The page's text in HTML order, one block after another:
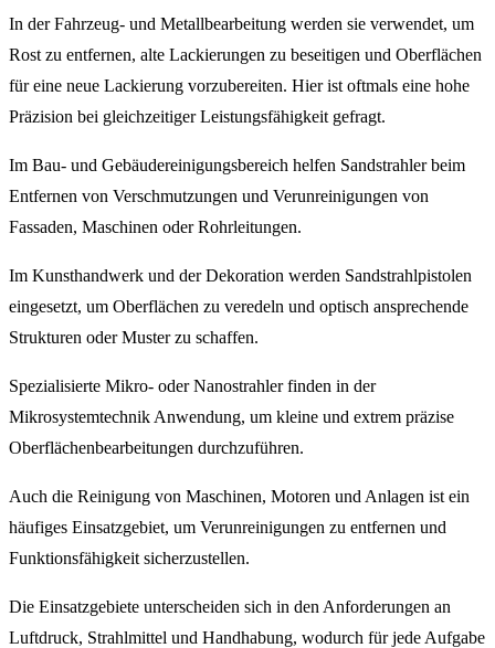
In der Fahrzeug- und Metallbearbeitung werden sie verwendet, um
Rost zu entfernen, alte Lackierungen zu beseitigen und Oberflächen
für eine neue Lackierung vorzubereiten. Hier ist oftmals eine hohe
Präzision bei gleichzeitiger Leistungsfähigkeit gefragt.
Im Bau- und Gebäudereinigungsbereich helfen Sandstrahler beim
Entfernen von Verschmutzungen und Verunreinigungen von
Fassaden, Maschinen oder Rohrleitungen.
Im Kunsthandwerk und der Dekoration werden Sandstrahlpistolen
eingesetzt, um Oberflächen zu veredeln und optisch ansprechende
Strukturen oder Muster zu schaffen.
Spezialisierte Mikro- oder Nanostrahler finden in der
Mikrosystemtechnik Anwendung, um kleine und extrem präzise
Oberflächenbearbeitungen durchzuführen.
Auch die Reinigung von Maschinen, Motoren und Anlagen ist ein
häufiges Einsatzgebiet, um Verunreinigungen zu entfernen und
Funktionsfähigkeit sicherzustellen.
Die Einsatzgebiete unterscheiden sich in den Anforderungen an
Luftdruck, Strahlmittel und Handhabung, wodurch für jede Aufgabe